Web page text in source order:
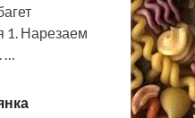
1. Нарезаем
…